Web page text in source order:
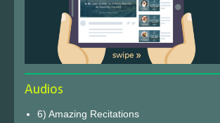
Audios
6) Amazing Recitations